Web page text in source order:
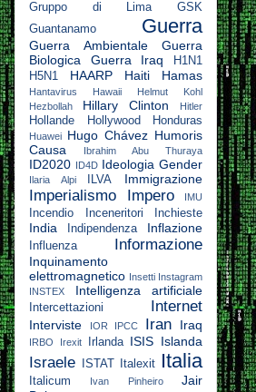
Gruppo di Lima
GSK
Guantanamo
Guerra
Guerra Ambientale
Guerra
Biologica
Guerra Iraq
H1N1
H5N1
HAARP Haiti Hamas
Hantavirus Hawaii
Helmut Kohl
Hezbollah
Hillary Clinton Hitler
Hollande Hollywood Honduras
Huawei Hugo Chávez Humoris
Causa
Ibrahim Abu Thuraya
ID2020 ID4D Ideologia Gender
Ilaria Alpi ILVA Immigrazione
Imperialismo Impero IMU
Incendio Inceneritori Inchieste
India Indipendenza Inflazione
Influenza Informazione
Inquinamento
elettromagnetico Insetti Instagram
INSTEX
Intelligenza artificiale
Intercettazioni Internet
Interviste IOR IPCC Iran Iraq
IRBO Irexit Irlanda ISIS Islanda
Israele ISTAT Italexit Italia
Italicum Ivan Pinheiro
Jair